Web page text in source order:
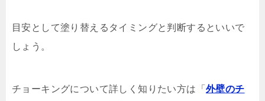
目安として塗り替えるタイミングと判断するといいで
しょう。
チョーキングについて詳しく知りたい方は「 外壁のチ